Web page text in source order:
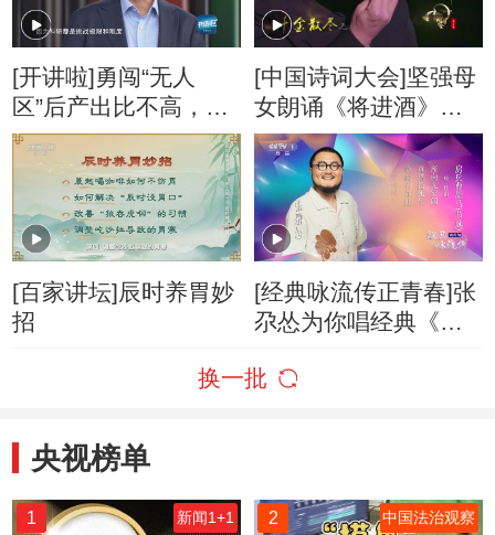
[开讲啦]勇闯“无人
区”后产出比不高，值
得吗？
[中国诗词大会]坚强母
女朗诵《将进酒》感
动全场！
[百家讲坛]辰时养胃妙
招
[经典咏流传正青春]张
尕怂为你唱经典《房
换一批
央视榜单
1 新闻1+1 2 中国法治观察